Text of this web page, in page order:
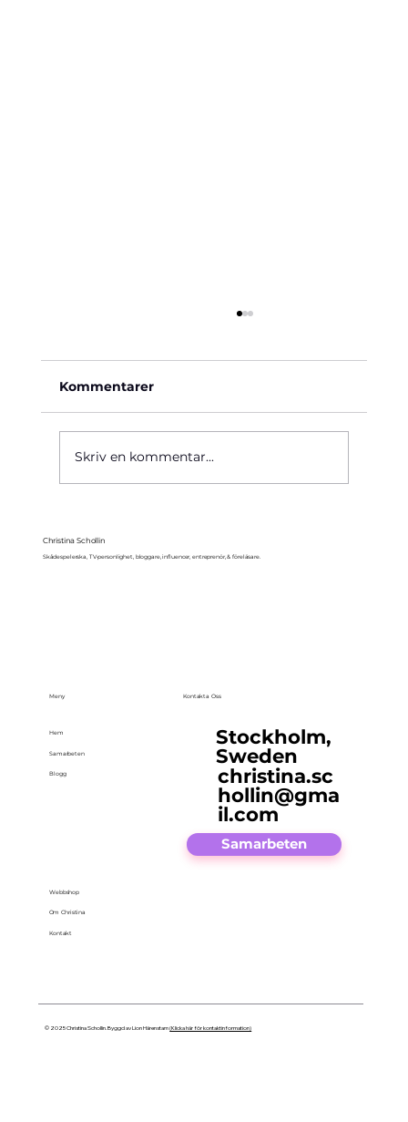
Kommentarer
Skriv en kommentar...
Christina Schollin
Skådespelerska, TV-personlighet, bloggare, influencer, entreprenör, & föreläsare.
Meny
Hem
Samarbeten
Blogg
Webbshop
Om Christina
Kontakt
Kontakta Oss
Stockholm,
Sweden
christina.sc
hollin@gma
il.com
Samarbeten
© 2025 Christina Schollin. Byggd av Lion Härenstam(Klicka här för kontaktinformation)